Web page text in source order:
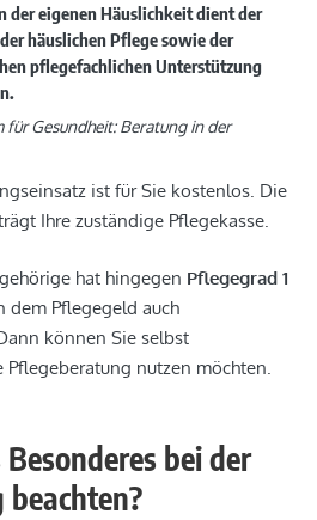
der eigenen Häuslichkeit dient der
häuslichen Pflege sowie der
pflegefachlichen Unterstützung
für Gesundheit: Beratung in der
ist für Sie kostenlos. Die
Ihre zuständige Pflegekasse.
hat hingegen Pflegegrad 1
dem Pflegegeld auch
können Sie selbst
nutzen möchten.
bei der